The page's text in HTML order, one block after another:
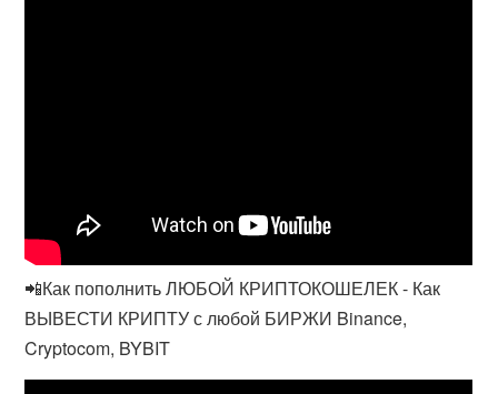
📲Как пополнить ЛЮБОЙ КРИПТОКОШЕЛЕК - Как
ВЫВЕСТИ КРИПТУ с любой БИРЖИ Binance,
Cryptocom, BYBIT